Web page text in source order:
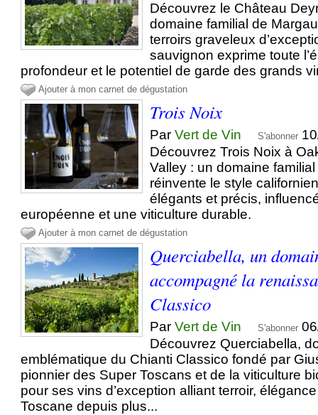
Découvrez le Château
domaine familial de
terroirs graveleux
sauvignon exprime toute
profondeur et le potentiel de garde des grands
Ajouter à mon carnet de dégustation
Trois Noix
ParVert de Vin S'abonner
Découvrez Trois Noix à
Valley : un domaine
réinvente le style
élégants et précis,
européenne et une viticulture durable.
Ajouter à mon carnet de dégustation
Querciabella, un
accompagné la
Classico
ParVert de Vin S'abonner
Découvrez Querciabella,
emblématique du Chianti Classico fondé par
pionnier des Super Toscans et de la viticulture
pour ses vins d’exception alliant terroir,
Toscane depuis plus...